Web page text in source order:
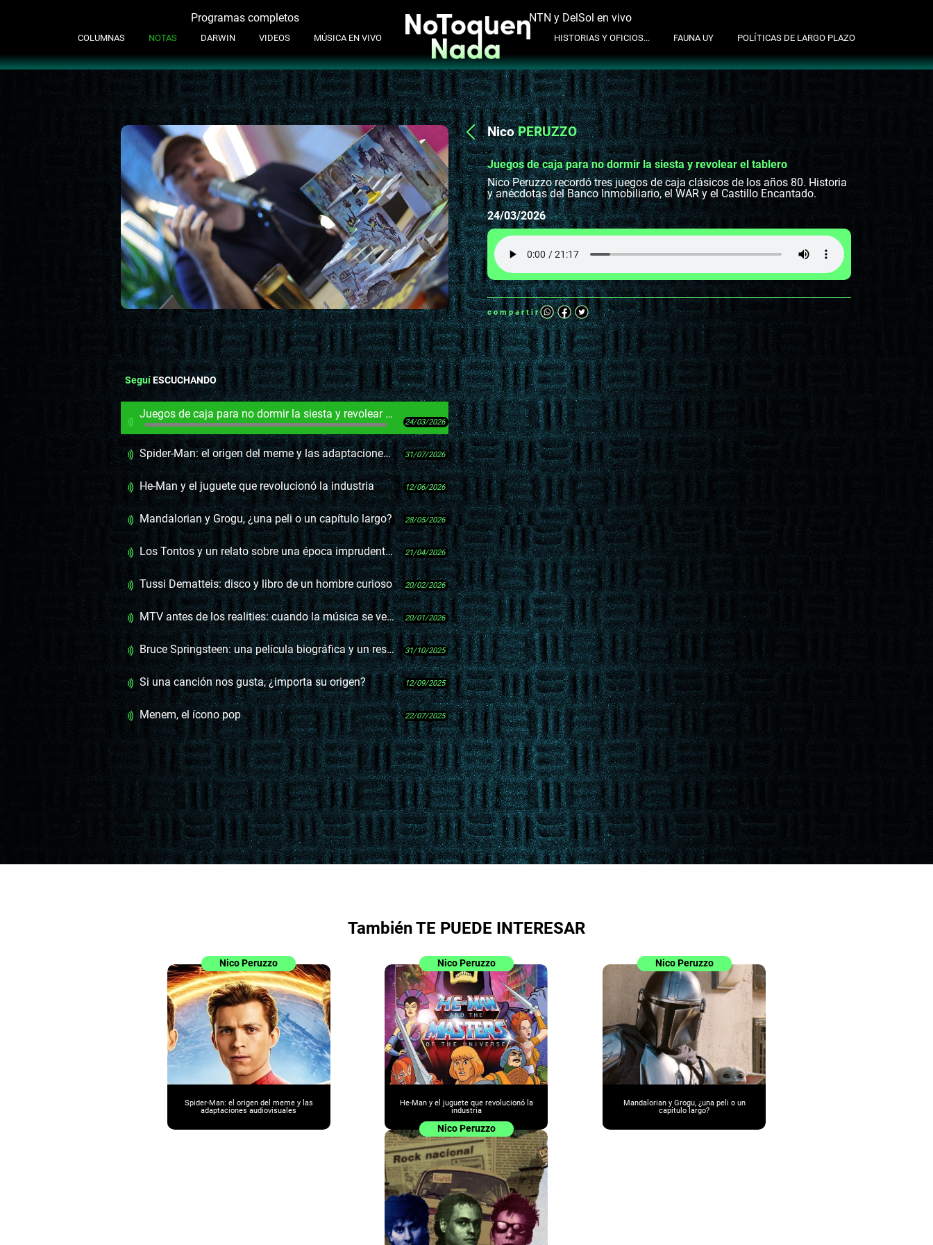
Contacto suscribite al newsletter
Programas completos NTN y DelSol en vivo
COLUMNAS NOTAS DARWIN VIDEOS MÚSICA EN VIVO HISTORIAS Y OFICIOS... FAUNA UY POLÍTICAS DE LARGO PLAZO
SeguíESCUCHANDO
Juegos de caja para no dormir la siesta y revolear el tablero
24/03/2026
Spider-Man: el origen del meme y las adaptaciones audiovisuales 31/07/2026
He-Man y el juguete que revolucionó la industria 12/06/2026
Mandalorian y Grogu, ¿una peli o un capítulo largo? 28/05/2026
Los Tontos y un relato sobre una época imprudente del rock 21/04/2026
Tussi Dematteis: disco y libro de un hombre curioso 20/02/2026
MTV antes de los realities: cuando la música se veía en la tele 20/01/2026
Bruce Springsteen: una película biográfica y un rescate discográfico 31/10/2025
Si una canción nos gusta, ¿importa su origen? 12/09/2025
Menem, el ícono pop 22/07/2025
NicoPERUZZO
Juegos de caja para no dormir la siesta y revolear el tablero
Nico Peruzzo recordó tres juegos de caja clásicos de los años 80. Historia
y anécdotas del Banco Inmobiliario, el WAR y el Castillo Encantado.
24/03/2026
compartir
También TE PUEDE INTERESAR
Nico Peruzzo
Spider-Man: el origen del meme y las
adaptaciones audiovisuales
Nico Peruzzo
He-Man y el juguete que revolucionó la
industria
Nico Peruzzo
Mandalorian y Grogu, ¿una peli o un
capítulo largo?
Nico Peruzzo